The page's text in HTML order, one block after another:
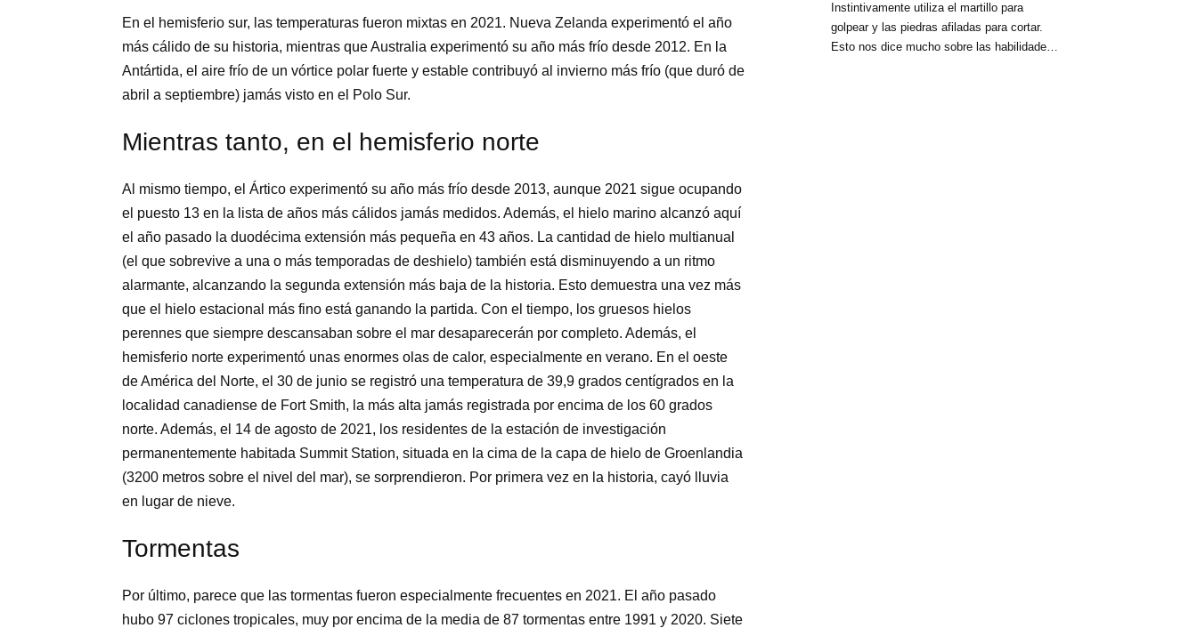
En el hemisferio sur, las temperaturas fueron mixtas en 2021. Nueva Zelanda experimentó el año
más cálido de su historia, mientras que Australia experimentó su año más frío desde 2012. En la
Antártida, el aire frío de un vórtice polar fuerte y estable contribuyó al invierno más frío (que duró de
abril a septiembre) jamás visto en el Polo Sur.
Mientras tanto, en el hemisferio norte
Al mismo tiempo, el Ártico experimentó su año más frío desde 2013, aunque 2021 sigue ocupando
el puesto 13 en la lista de años más cálidos jamás medidos. Además, el hielo marino alcanzó aquí
el año pasado la duodécima extensión más pequeña en 43 años. La cantidad de hielo multianual
(el que sobrevive a una o más temporadas de deshielo) también está disminuyendo a un ritmo
alarmante, alcanzando la segunda extensión más baja de la historia. Esto demuestra una vez más
que el hielo estacional más fino está ganando la partida. Con el tiempo, los gruesos hielos
perennes que siempre descansaban sobre el mar desaparecerán por completo. Además, el
hemisferio norte experimentó unas enormes olas de calor, especialmente en verano. En el oeste
de América del Norte, el 30 de junio se registró una temperatura de 39,9 grados centígrados en la
localidad canadiense de Fort Smith, la más alta jamás registrada por encima de los 60 grados
norte. Además, el 14 de agosto de 2021, los residentes de la estación de investigación
permanentemente habitada Summit Station, situada en la cima de la capa de hielo de Groenlandia
(3200 metros sobre el nivel del mar), se sorprendieron. Por primera vez en la historia, cayó lluvia
en lugar de nieve.
Tormentas
Por último, parece que las tormentas fueron especialmente frecuentes en 2021. El año pasado
hubo 97 ciclones tropicales, muy por encima de la media de 87 tormentas entre 1991 y 2020. Siete
Instintivamente utiliza el martillo para
golpear y las piedras afiladas para cortar.
Esto nos dice mucho sobre las habilidades